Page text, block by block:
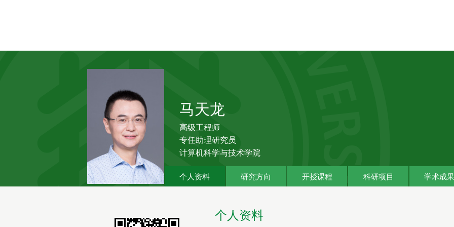
马天龙
高级工程师
专任助理研究员
计算机科学与技术学院
个人资料 研究方向 开授课程 科研项目 学术成
个人资料